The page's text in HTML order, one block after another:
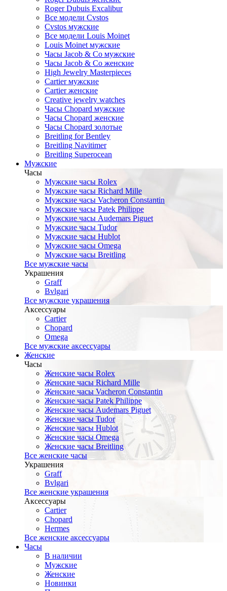
Roger Dubuis Excalibur
Все модели Cvstos
Cvstos мужские
Все модели Louis Moinet
Louis Moinet мужские
Часы Jacob & Co мужские
Часы Jacob & Co женские
High Jewelry Masterpieces
Cartier мужские
Cartier женские
Creative jewelry watches
Часы Chopard мужские
Часы Сhopard женские
Часы Сhopard золотые
Breitling for Bentley
Breitling Navitimer
Breitling Superocean
Мужские
Часы
Мужские часы Rolex
Мужские часы Richard Mille
Мужские часы Vacheron Constantin
Мужские часы Patek Philippe
Мужские часы Audemars Piguet
Мужские часы Tudor
Мужские часы Hublot
Мужские часы Omega
Мужские часы Breitling
Все мужские часы
Украшения
Graff
Bvlgari
Все мужские украшения
Аксессуары
Cartier
Chopard
Omega
Все мужские аксессуары
Женские
Часы
Женские часы Rolex
Женские часы Richard Mille
Женские часы Vacheron Constantin
Женские часы Patek Philippe
Женские часы Audemars Piguet
Женские часы Tudor
Женские часы Hublot
Женские часы Omega
Женские часы Breitling
Все женские часы
Украшения
Graff
Bvlgari
Все женские украшения
Аксессуары
Cartier
Chopard
Hermes
Все женские аксессуары
Часы
В наличии
Мужские
Женские
Новинки